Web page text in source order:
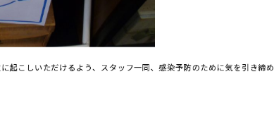
起こしいただけるよう、スタッフ一同、感染予防のために気を引き締め